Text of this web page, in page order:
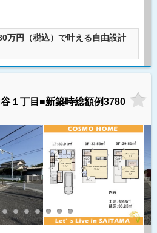
万円（税込）で叶える自由設計
１丁目■新築時総額例3780